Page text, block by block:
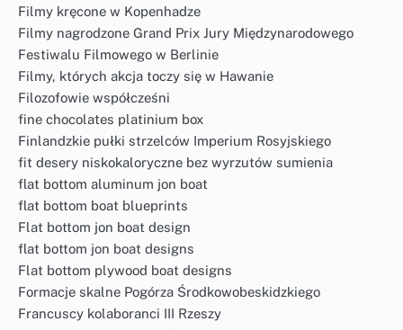
Filmy kręcone w Kopenhadze
Filmy nagrodzone Grand Prix Jury Międzynarodowego
Festiwalu Filmowego w Berlinie
Filmy, których akcja toczy się w Hawanie
Filozofowie współcześni
fine chocolates platinium box
Finlandzkie pułki strzelców Imperium Rosyjskiego
fit desery niskokaloryczne bez wyrzutów sumienia
flat bottom aluminum jon boat
flat bottom boat blueprints
Flat bottom jon boat design
flat bottom jon boat designs
Flat bottom plywood boat designs
Formacje skalne Pogórza Środkowobeskidzkiego
Francuscy kolaboranci III Rzeszy